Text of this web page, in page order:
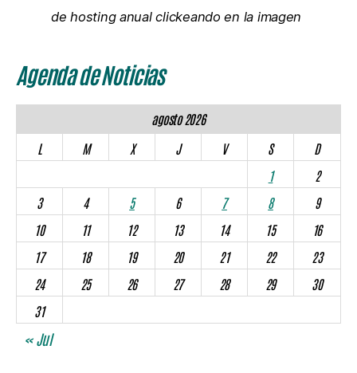
de hosting anual clickeando en la imagen
Agenda de Noticias
agosto 2026
L
M X J V S
D
1
2
3
4 5 6 7 8
9
10
11 12 13 14 15
16
17
18 19 20 21 22
23
24
25 26 27 28 29
30
31
« Jul